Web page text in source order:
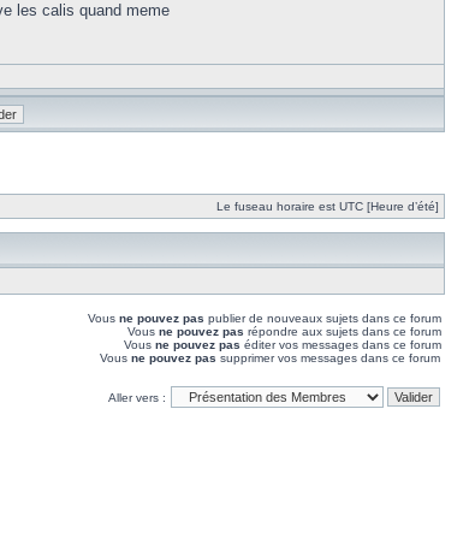
les calis quand meme
Le fuseau horaire est UTC [Heure d’été]
Vous ne pouvez pas publier de nouveaux sujets dans ce forum
Vous ne pouvez pas répondre aux sujets dans ce forum
Vous ne pouvez pas éditer vos messages dans ce forum
Vous ne pouvez pas supprimer vos messages dans ce forum
Aller vers :